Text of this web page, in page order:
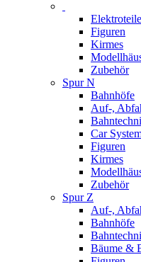
Elektroteile
Figuren
Kirmes
Zubehör
Spur N
Bahnhöfe
Auf-,
Car
Figuren
Kirmes
Zubehör
Spur Z
Auf-,
Bahnhöfe
Bäume &